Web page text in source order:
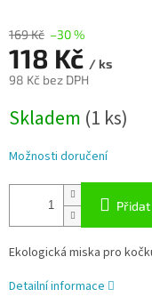
169 Kč –30 %
118 Kč / ks
98 Kč bez DPH
cena:
Skladem (1 ks)
Možnosti doručení
Ekologická miska pro
Detailní informace